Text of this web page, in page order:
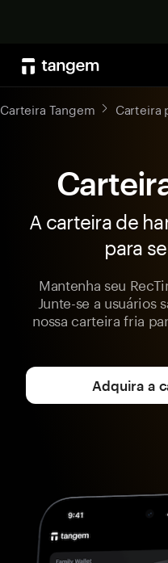
Carteira Tangem Carteira
A carteira de
para
Mantenha seu
Junte-se a usuários
nossa carteira fria
Adquira a